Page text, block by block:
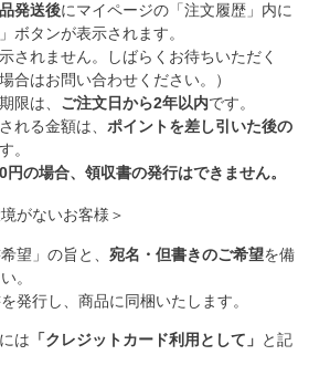
発送後にマイページの「注文履歴」内に
ボタンが表示されます。
されません。しばらくお待ちいただく
合はお問い合わせください。）
限は、 ご注文日から2年以内です。
れる金額は、 ポイントを差し引いた後の
。
円の場合、領収書の発行はできません。
がないお客様＞
望」の旨と、 宛名・但書きのご希望を備
。
発行し、商品に同梱いたします。
は 「クレジットカード利用として」 と記